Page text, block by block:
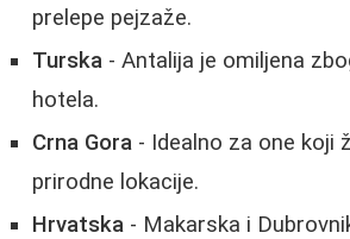
prelepe pejzaže.
Turska - Antalija je omiljena
hotela.
Crna Gora - Idealno za one koji
prirodne lokacije.
Hrvatska - Makarska i